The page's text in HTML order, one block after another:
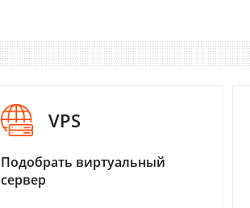
VPS
Подобрать виртуальный
сервер